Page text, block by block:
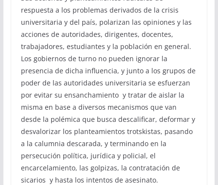
respuesta a los problemas derivados de la crisis
universitaria y del país, polarizan las opiniones y las
acciones de autoridades, dirigentes, docentes,
trabajadores, estudiantes y la población en general.
Los gobiernos de turno no pueden ignorar la
presencia de dicha influencia, y junto a los grupos de
poder de las autoridades universitaria se esfuerzan
por evitar su ensanchamiento y tratar de aislar la
misma en base a diversos mecanismos que van
desde la polémica que busca descalificar, deformar y
desvalorizar los planteamientos trotskistas, pasando
a la calumnia descarada, y terminando en la
persecución política, jurídica y policial, el
encarcelamiento, las golpizas, la contratación de
sicarios y hasta los intentos de asesinato.